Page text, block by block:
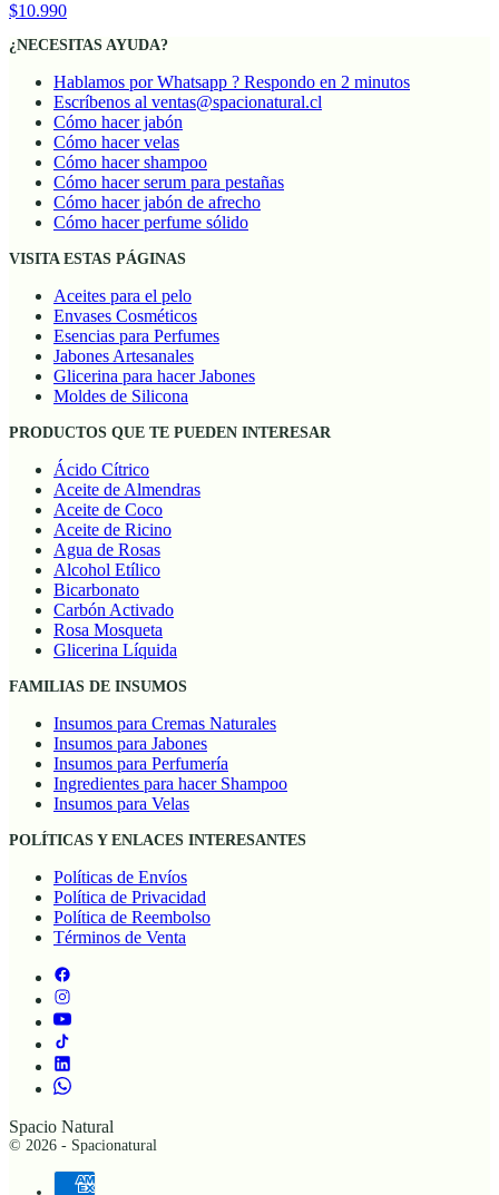
$10.990
¿NECESITAS AYUDA?
Hablamos por Whatsapp ? Respondo en 2 minutos
Escríbenos al ventas@spacionatural.cl
Cómo hacer jabón
Cómo hacer velas
Cómo hacer shampoo
Cómo hacer serum para pestañas
Cómo hacer jabón de afrecho
Cómo hacer perfume sólido
VISITA ESTAS PÁGINAS
Aceites para el pelo
Envases Cosméticos
Esencias para Perfumes
Jabones Artesanales
Glicerina para hacer Jabones
Moldes de Silicona
PRODUCTOS QUE TE PUEDEN INTERESAR
Ácido Cítrico
Aceite de Almendras
Aceite de Coco
Aceite de Ricino
Agua de Rosas
Alcohol Etílico
Bicarbonato
Carbón Activado
Rosa Mosqueta
Glicerina Líquida
FAMILIAS DE INSUMOS
Insumos para Cremas Naturales
Insumos para Jabones
Insumos para Perfumería
Ingredientes para hacer Shampoo
Insumos para Velas
POLÍTICAS Y ENLACES INTERESANTES
Políticas de Envíos
Política de Privacidad
Política de Reembolso
Términos de Venta
Spacio Natural
© 2026 - Spacionatural